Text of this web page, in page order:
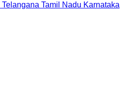
Telangana Tamil Nadu Karnataka